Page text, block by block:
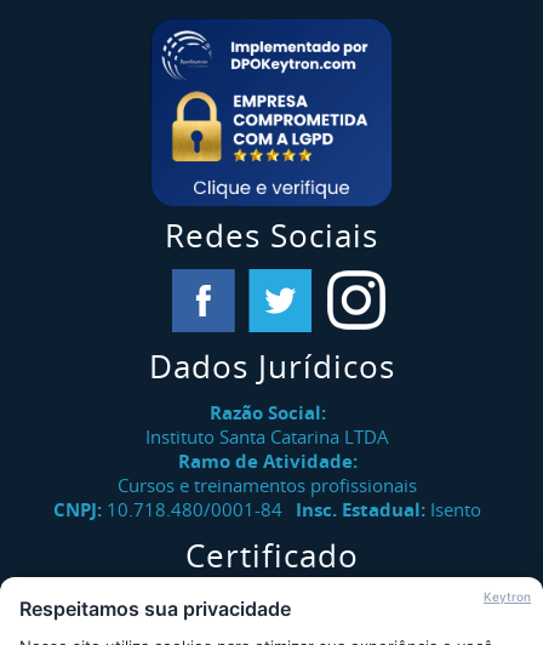
Redes Sociais
Dados Jurídicos
Razão Social:
Instituto Santa Catarina LTDA
Ramo de Atividade:
Cursos e treinamentos profissionais
CNPJ: 10.718.480/0001-84 Insc. Estadual: Isento
Certificado
Verifique a autenticidade de certificados emitidos pelo
Instituto Santa Catarina.
Keytron
Respeitamos sua privacidade